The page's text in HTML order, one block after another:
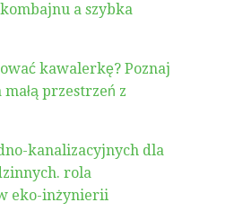
a szybka
kawalerkę? Poznaj
przestrzeń z
kanalizacyjnych dla
rola
eko-inżynierii